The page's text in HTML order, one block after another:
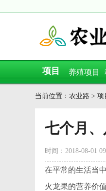
项目 养殖项目
当前位置： 农业路 > 项
七个月
时间：2018-08-01
在平常的生活当
火龙果的营养价